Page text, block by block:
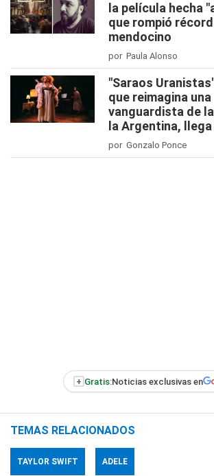
la película hecha
que rompió
mendocino
por Paula Alonso
"Saraos
que reimagina
vanguardista de
la Argentina,
por Gonzalo Ponce
+ Gratis:Noticias exclusivas en
TEMAS RELACIONADOS
TAYLOR SWIFT ADELE